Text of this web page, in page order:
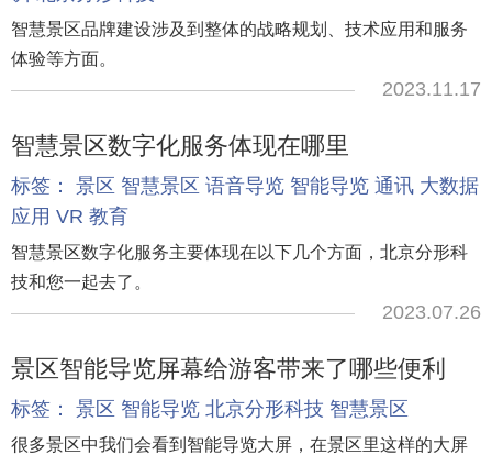
智慧景区品牌建设涉及到整体的战略规划、技术应用和服务
体验等方面。
2023.11.17
智慧景区数字化服务体现在哪里
标签： 景区 智慧景区 语音导览 智能导览 通讯 大数据
应用 VR 教育
智慧景区数字化服务主要体现在以下几个方面，北京分形科
技和您一起去了。
2023.07.26
景区智能导览屏幕给游客带来了哪些便利
标签： 景区 智能导览 北京分形科技 智慧景区
很多景区中我们会看到智能导览大屏，在景区里这样的大屏